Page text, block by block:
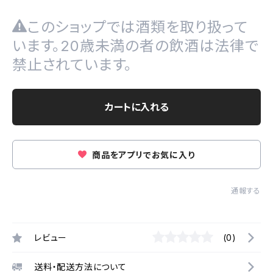
このショップでは酒類を取り扱って
います。20歳未満の者の飲酒は法律で
禁止されています。
カートに入れる
商品をアプリでお気に入り
通報する
レビュー (0)
送料・配送方法について